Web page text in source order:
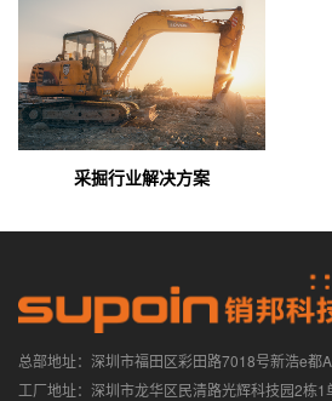
采掘行业解决方案
总部地址：深圳市福田区彩田路7018号新浩e都
工厂地址：深圳市龙华区民清路光辉科技园2栋